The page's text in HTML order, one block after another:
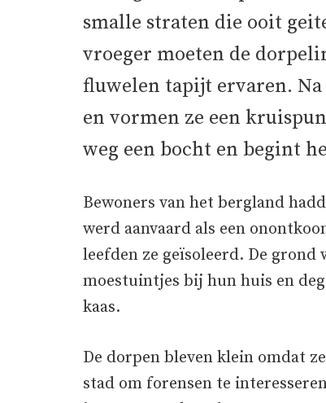
smalle straten die ooit
vroeger moeten de
fluwelen tapijt ervaren.
en vormen ze een
weg een bocht en begint
Bewoners van het bergland
werd aanvaard als een
leefden ze geïsoleerd. De grond
moestuintjes bij hun huis en
kaas.
De dorpen bleven klein omdat
stad om forensen te